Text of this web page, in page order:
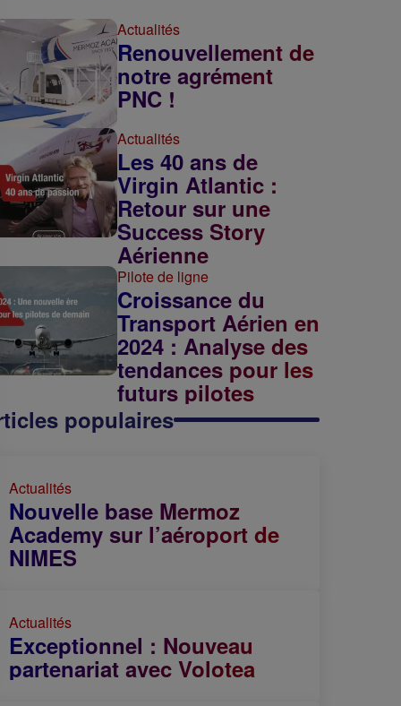
Actualités
Renouvellement de
notre agrément
PNC !
Actualités
Les 40 ans de
Virgin Atlantic :
Retour sur une
Success Story
Aérienne
Pilote de ligne
Croissance du
Transport Aérien en
2024 : Analyse des
tendances pour les
futurs pilotes
populaires
Actualités
Nouvelle base Mermoz
Academy sur l’aéroport de
NIMES
Actualités
Exceptionnel : Nouveau
partenariat avec Volotea